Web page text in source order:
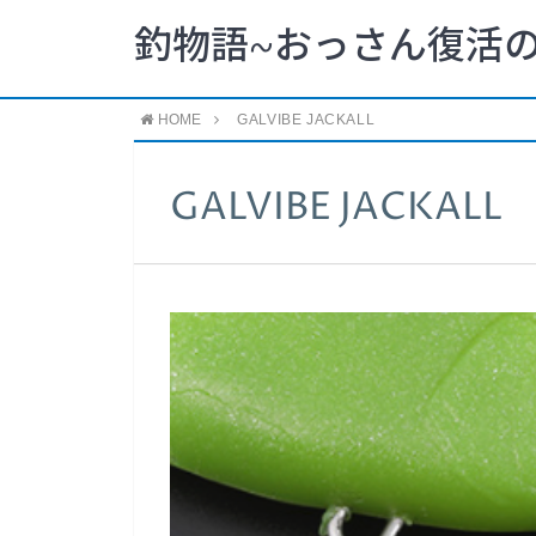
釣物語~おっさん復活
HOME GALVIBE JACKALL
GALVIBE JACKALL